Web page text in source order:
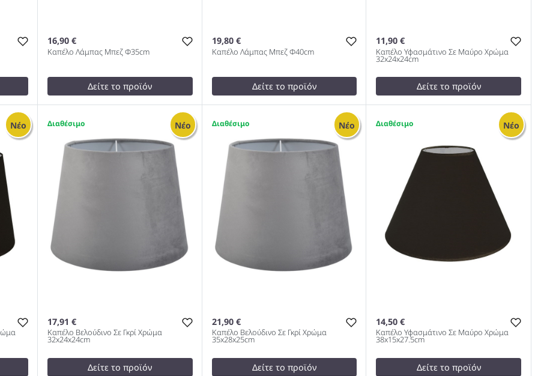
16,90 €
Καπέλο Λάμπας Μπεζ Φ35cm
Δείτε το προϊόν
17,00 €
test False
Καπέλο Λάμπας Μπεζ Φ35cm
1005
19,80 €
Καπέλο Λάμπας Μπεζ Φ40cm
Δείτε το προϊόν
20,00 €
test False
Καπέλο Λάμπας Μπεζ Φ40cm
1005
11,90 €
Καπέλο Υφασμάτινο Σε Μαύρο Χρώμα
32x24x24cm
Δείτε το προϊόν
12,00 €
testFalse
Καπέλο Υφασμάτινο Σε Μαύρο
Χρώμα 32x24x24cm 1005
Νέο Νέο
17,91 €
Καπέλο Βελούδινο Σε Γκρί Χρώμα
32x24x24cm
Δείτε το προϊόν
Νέο
21,90 €
Καπέλο Βελούδινο Σε Γκρί Χρώμα
35x28x25cm
Δείτε το προϊόν
Νέο
14,50 €
Καπέλο Υφασμάτινο Σε Μαύρο Χρώμα
38x15x27.5cm
Δείτε το προϊόν